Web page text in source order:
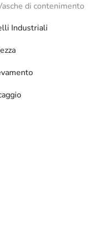
di contenimento
Industriali